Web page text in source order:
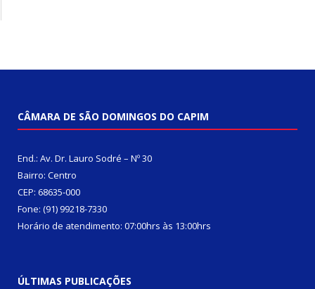
CÂMARA DE SÃO DOMINGOS DO CAPIM
End.: Av. Dr. Lauro Sodré – Nº 30
Bairro: Centro
CEP: 68635-000
Fone: (91) 99218-7330
Horário de atendimento: 07:00hrs às 13:00hrs
ÚLTIMAS PUBLICAÇÕES